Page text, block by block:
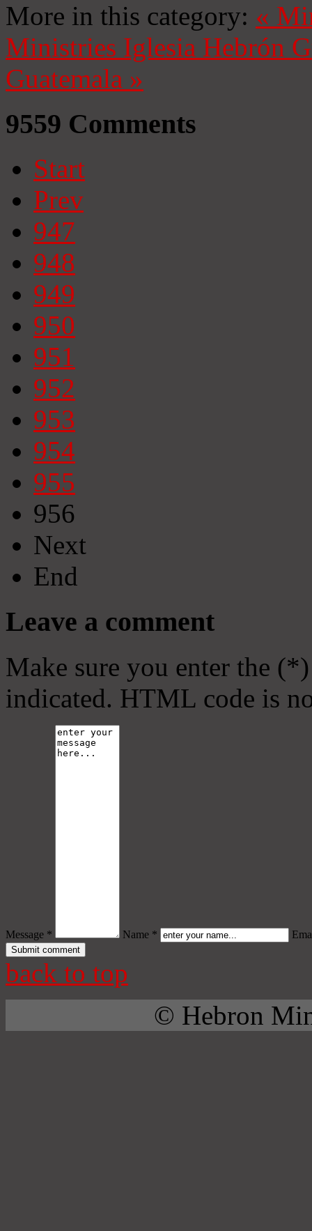
More in this category: «
Ministries Iglesia Hebrón
Guatemala »
9559 Comments
Start
Prev
947
948
949
950
951
952
953
954
955
956
Next
End
Leave a comment
Make sure you enter the
indicated. HTML code is
Message * Name *
back to top
© Hebron